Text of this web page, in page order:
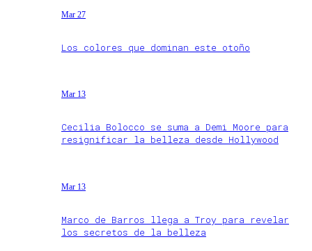
Mar 27
Los colores que dominan este otoño
Mar 13
Cecilia Bolocco se suma a Demi Moore para
resignificar la belleza desde Hollywood
Mar 13
Marco de Barros llega a Troy para revelar
los secretos de la belleza